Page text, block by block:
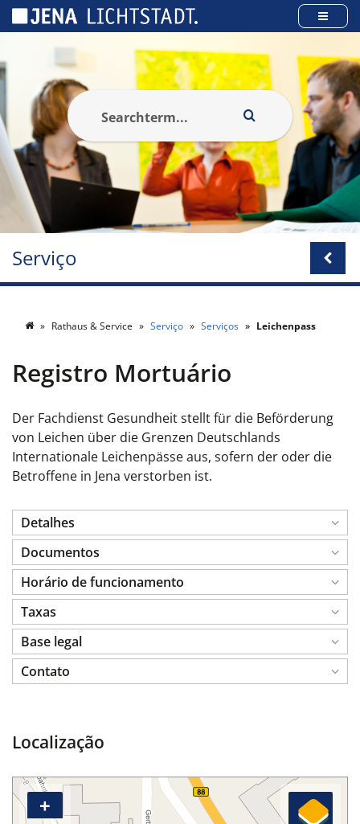
Serviço
Rathaus & Service Serviço Serviços Leichenpass
Registro Mortuário
Der Fachdienst Gesundheit stellt für die Beförderung
von Leichen über die Grenzen Deutschlands
Internationale Leichenpässe aus, sofern der oder die
Betroffene in Jena verstorben ist.
Detalhes
Documentos
Horário de funcionamento
Taxas
Base legal
Contato
Localização
+
Cookies management panel